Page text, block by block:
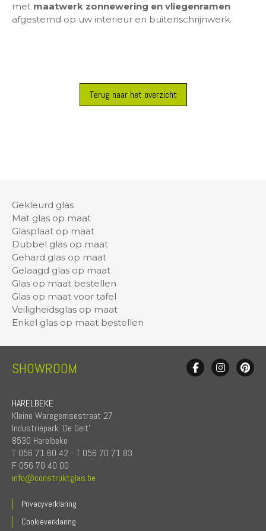
met maatwerk zonnewering en vliegenramen
afgestemd op uw interieur en buitenschrijnwerk.
Terug naar het overzicht
Gekleurd glas
Mat glas op maat
Glasplaat op maat
Dubbel glas op maat
Gehard glas op maat
Gelaagd glas op maat
Glas op maat bestellen
Glas op maat voor tafel
Veiligheidsglas op maat
Enkel glas op maat bestellen
SHOWROOM
HARELBEKE
Kleine Waregemsestraat 27
Industriepark 'De Geit'
8530 Harelbeke
T 056 71 60 42 - T 056 70 71 83
F 056 70 40 00
info@construktglas.be
Privacyverklaring
Cookieverklaring